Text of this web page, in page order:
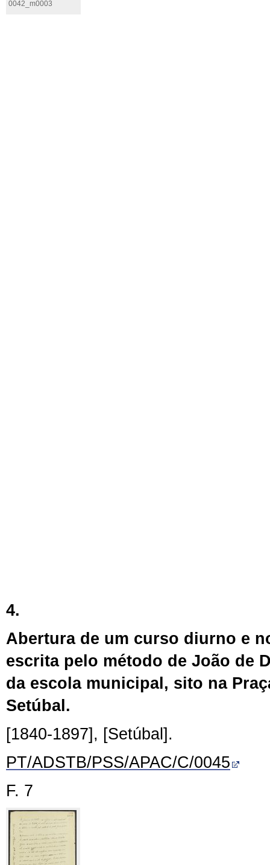
0042_m0003
4.
Abertura de um curso diurno e
escrita pelo método de João de
da escola municipal, sito na
Setúbal.
[1840-1897], [Setúbal].
PT/ADSTB/PSS/APAC/C/0045
F. 7